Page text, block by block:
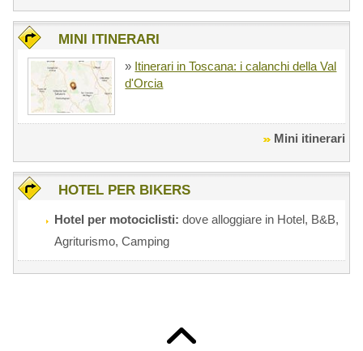
MINI ITINERARI
» Itinerari in Toscana: i calanchi della Val
d'Orcia
Mini itinerari
HOTEL PER BIKERS
Hotel per motociclisti: dove alloggiare in Hotel, B&B,
Agriturismo, Camping